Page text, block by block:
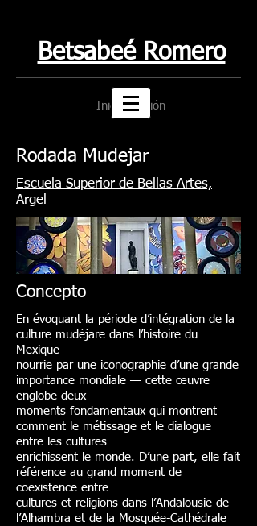
Betsabeé Romero
Iniciar sesión
Rodada Mudejar
Escuela Superior de Bellas Artes,
Argel
Concepto
En évoquant la période d’intégration de la
culture mudéjare dans l’histoire du
Mexique —
nourrie par une iconographie d’une grande
importance mondiale — cette œuvre
englobe deux
moments fondamentaux qui montrent
comment le métissage et le dialogue
entre les cultures
enrichissent le monde. D’une part, elle fait
référence au grand moment de
coexistence entre
cultures et religions dans l’Andalousie de
l’Alhambra et de la Mosquée-Cathédrale